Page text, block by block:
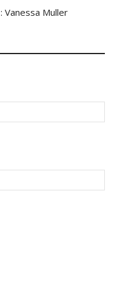
: Vanessa Muller